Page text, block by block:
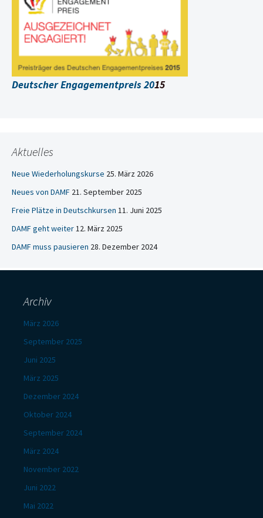
Deutscher Engagementpreis 2015
Aktuelles
Neue Wiederholungskurse 25. März 2026
Neues von DAMF 21. September 2025
Freie Plätze in Deutschkursen 11. Juni 2025
DAMF geht weiter12. März 2025
DAMF muss pausieren 28. Dezember 2024
Archiv
März 2026
September 2025
Juni 2025
März 2025
Dezember 2024
Oktober 2024
September 2024
März 2024
November 2022
Juni 2022
Mai 2022